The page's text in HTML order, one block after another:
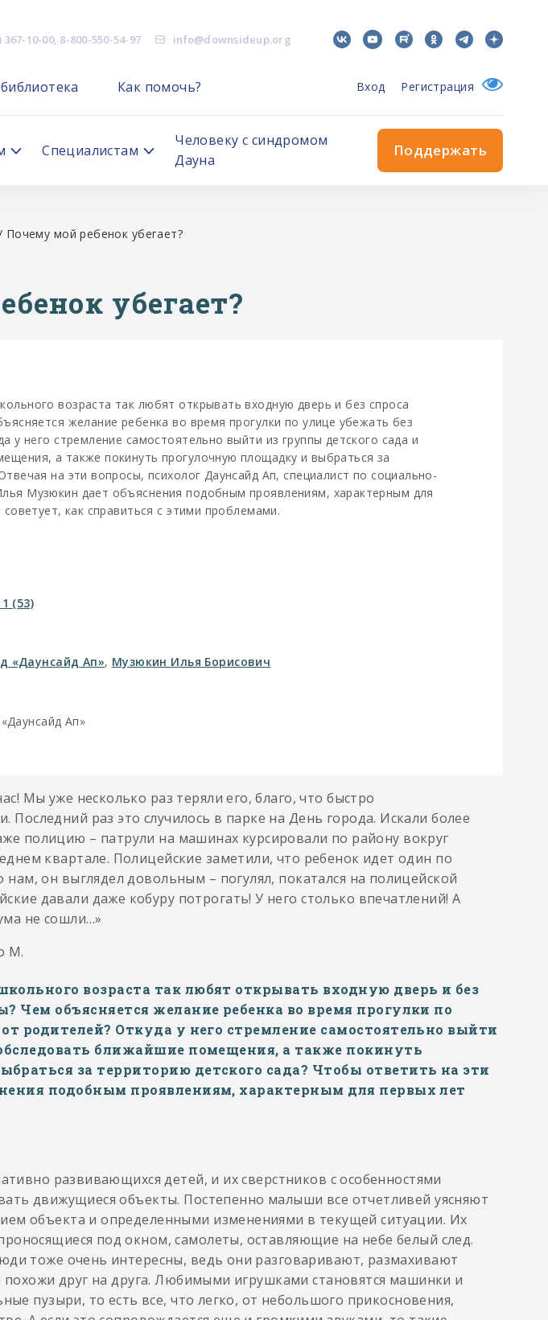
367-10-00, 8-800-550-54-97 info@downsideup.org
Как помочь? Вход Регистрация
Специалистам
Человеку с синдромом
Дауна
Поддержать
Почему мой ребенок убегает?
убегает?
возраста так любят открывать входную дверь и без спроса
желание ребенка во время прогулки по улице убежать без
у него стремление самостоятельно выйти из группы детского сада и
а также покинуть прогулочную площадку и выбраться за
на эти вопросы, психолог Даунсайд Ап, специалист по социально-
Музюкин дает объяснения подобным проявлениям, характерным для
как справиться с этими проблемами.
(53)
«Даунсайд Ап», Музюкин Илья Борисович
Ап»
Мы уже несколько раз теряли его, благо, что быстро
Последний раз это случилось в парке на День города. Искали более
полицию – патрули на машинах курсировали по району вокруг
квартале. Полицейские заметили, что ребенок идет один по
нам, он выглядел довольным – погулял, покатался на полицейской
давали даже кобуру потрогать! У него столько впечатлений! А
не сошли…»
М.
возраста так любят открывать входную дверь и без
Чем объясняется желание ребенка во время прогулки по
родителей? Откуда у него стремление самостоятельно выйти
ближайшие помещения, а также покинуть
за территорию детского сада? Чтобы ответить на эти
подобным проявлениям, характерным для первых лет
развивающихся детей, и их сверстников с особенностями
движущиеся объекты. Постепенно малыши все отчетливей уясняют
объекта и определенными изменениями в текущей ситуации. Их
под окном, самолеты, оставляющие на небе белый след.
тоже очень интересны, ведь они разговаривают, размахивают
похожи друг на друга. Любимыми игрушками становятся машинки и
пузыри, то есть все, что легко, от небольшого прикосновения,